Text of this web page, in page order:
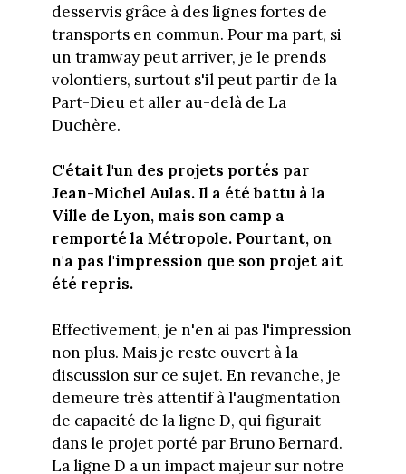
desservis grâce à des lignes fortes de
transports en commun. Pour ma part, si
un tramway peut arriver, je le prends
volontiers, surtout s'il peut partir de la
Part-Dieu et aller au-delà de La
Duchère.
C'était l'un des projets portés par
Jean-Michel Aulas. Il a été battu à la
Ville de Lyon, mais son camp a
remporté la Métropole. Pourtant, on
n'a pas l'impression que son projet ait
été repris.
Effectivement, je n'en ai pas l'impression
non plus. Mais je reste ouvert à la
discussion sur ce sujet. En revanche, je
demeure très attentif à l'augmentation
de capacité de la ligne D, qui figurait
dans le projet porté par Bruno Bernard.
La ligne D a un impact majeur sur notre